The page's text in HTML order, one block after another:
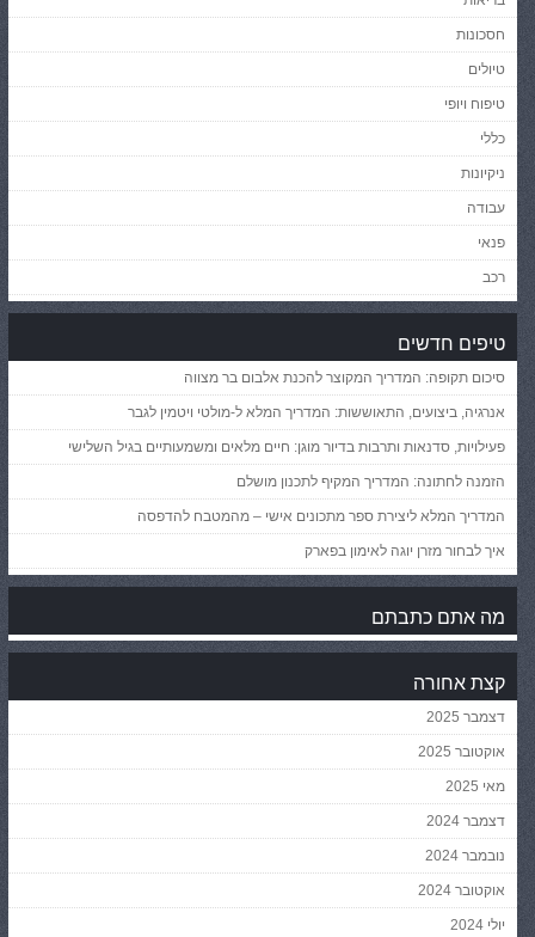
חסכונות
טיולים
טיפוח ויופי
כללי
ניקיונות
עבודה
פנאי
רכב
טיפים חדשים
סיכום תקופה: המדריך המקוצר להכנת אלבום בר מצווה
אנרגיה, ביצועים, התאוששות: המדריך המלא ל-מולטי ויטמין לגבר
פעילויות, סדנאות ותרבות בדיור מוגן: חיים מלאים ומשמעותיים בגיל השלישי
הזמנה לחתונה: המדריך המקיף לתכנון מושלם
המדריך המלא ליצירת ספר מתכונים אישי – מהמטבח להדפסה
איך לבחור מזרן יוגה לאימון בפארק
מה אתם כתבתם
קצת אחורה
דצמבר 2025
אוקטובר 2025
מאי 2025
דצמבר 2024
נובמבר 2024
אוקטובר 2024
יולי 2024